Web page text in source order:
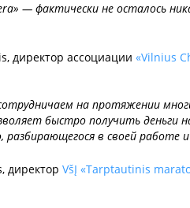
— фактически не осталось
директор ассоциации «Vilnius
на протяжении
быстро получить
разбирающегося в своей
директор VšĮ «Tarptautinis